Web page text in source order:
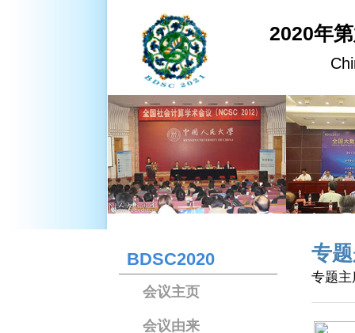
2020年
BDSC2020
会议主页
会议由来
专
专题